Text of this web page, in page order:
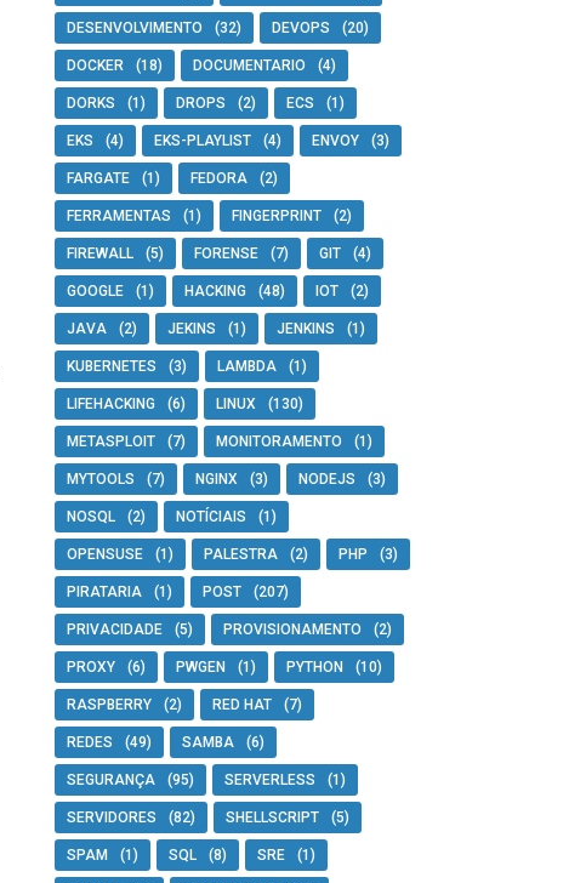
DESENVOLVIMENTO (32) DEVOPS (20)
DOCKER (18) DOCUMENTARIO (4)
DORKS (1) DROPS (2) ECS (1)
EKS (4) EKS-PLAYLIST (4) ENVOY (3)
FARGATE (1) FEDORA (2)
FERRAMENTAS (1) FINGERPRINT (2)
FIREWALL (5) FORENSE (7) GIT (4)
GOOGLE (1) HACKING (48) IOT (2)
JAVA (2) JEKINS (1) JENKINS (1)
KUBERNETES (3) LAMBDA (1)
LIFEHACKING (6) LINUX (130)
METASPLOIT (7) MONITORAMENTO (1)
MYTOOLS (7) NGINX (3) NODEJS (3)
NOSQL (2) NOTÍCIAIS (1)
OPENSUSE (1) PALESTRA (2) PHP (3)
PIRATARIA (1) POST (207)
PRIVACIDADE (5) PROVISIONAMENTO (2)
PROXY (6) PWGEN (1) PYTHON (10)
RASPBERRY (2) RED HAT (7)
REDES (49) SAMBA (6)
SEGURANÇA (95) SERVERLESS (1)
SERVIDORES (82) SHELLSCRIPT (5)
SPAM (1) SQL (8) SRE (1)